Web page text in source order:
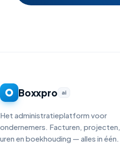
Boxxpro ai
Het administratieplatform voor
ondernemers. Facturen, projecten,
uren en boekhouding — alles in één.